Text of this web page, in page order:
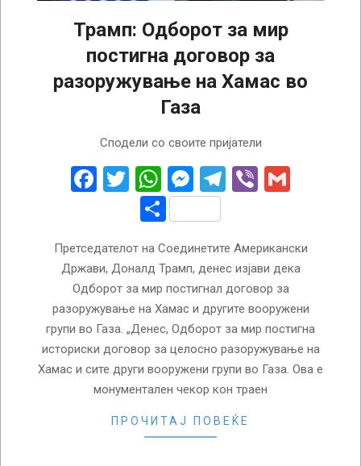
Трамп: Одборот за мир
постигна договор за
разоружување на Хамас во
Газа
Сподели со своите пријатели
Facebook
Twitter
WhatsApp
Messenger
Telegram
Viber
Share
Претседателот на Соединетите Американски
Држави, Доналд Трамп, денес изјави дека
Одборот за мир постигнал договор за
разоружување на Хамас и другите вооружени
групи во Газа. „Денес, Одборот за мир постигна
историски договор за целосно разоружување на
Хамас и сите други вооружени групи во Газа. Ова е
монументален чекор кон траен
ПРОЧИТАЈ ПОВЕЌЕ